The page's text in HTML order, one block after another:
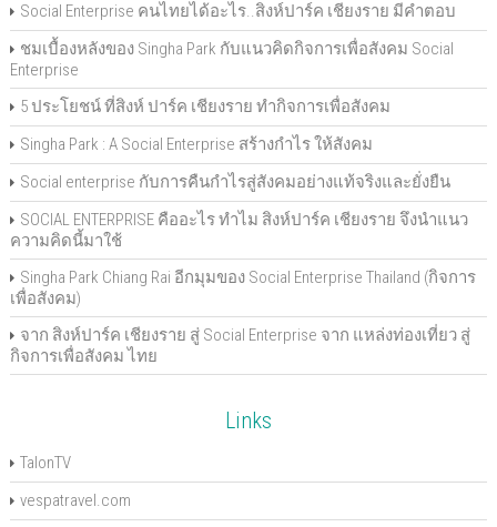
Social Enterprise คนไทยได้อะไร..สิงห์ปาร์ค เชียงราย มีคำตอบ
ชมเบื้องหลังของ Singha Park กับแนวคิดกิจการเพื่อสังคม Social
Enterprise
5 ประโยชน์ ที่สิงห์ ปาร์ค เชียงราย ทำกิจการเพื่อสังคม
Singha Park : A Social Enterprise สร้างกำไร ให้สังคม
Social enterprise กับการคืนกำไรสู่สังคมอย่างแท้จริงและยั่งยืน
SOCIAL ENTERPRISE คืออะไร ทำไม สิงห์ปาร์ค เชียงราย จึงนำแนว
ความคิดนี้มาใช้
Singha Park Chiang Rai อีกมุมของ Social Enterprise Thailand (กิจการ
เพื่อสังคม)
จาก สิงห์ปาร์ค เชียงราย สู่ Social Enterprise จาก แหล่งท่องเที่ยว สู่
กิจการเพื่อสังคม ไทย
Links
TalonTV
vespatravel.com